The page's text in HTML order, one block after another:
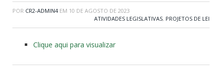
POR CR2-ADMIN4 EM 10 DE AGOSTO DE 2023
ATIVIDADES LEGISLATIVAS, PROJETOS DE LEI
Clique aqui para visualizar